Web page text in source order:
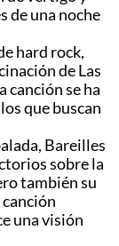
de una noche
hard rock,
de Las
canción se ha
que buscan
Bareilles
sobre la
también su
una visión